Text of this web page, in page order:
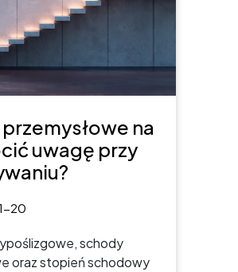
na
uwagę przy
20
schody
oraz stopień schodowy